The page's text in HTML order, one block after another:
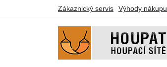
Zákaznický servis Výhody nákupu